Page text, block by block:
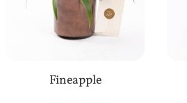
Fineapple